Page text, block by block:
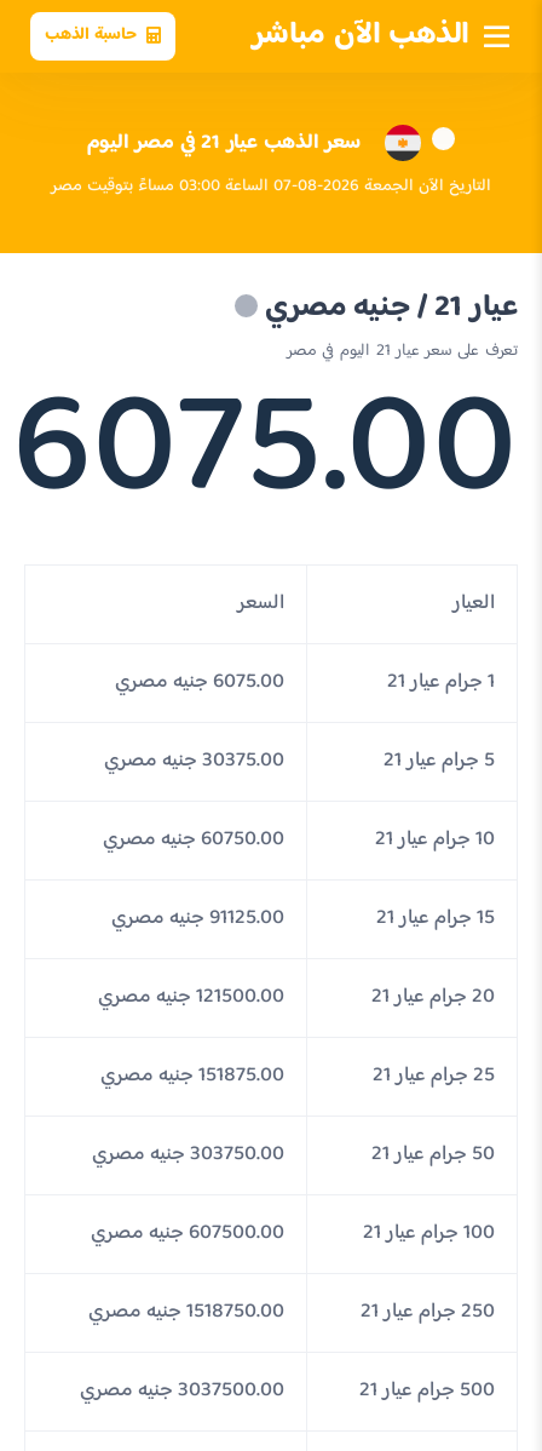
الذهب الآن مباشر حاسبة الذهب
سعر الذهب عيار 21 في مصر اليوم
التاريخ الآن الجمعة 2026-08-07 الساعة 03:00 مساءً بتوقيت مصر
عيار 21 / جنيه مصري
تعرف على سعر عيار 21 اليوم في مصر
6075.00
العيار السعر
1 جرام عيار 21 6075.00 جنيه مصري
5 جرام عيار 21 30375.00 جنيه مصري
10 جرام عيار 21 60750.00 جنيه مصري
15 جرام عيار 21 91125.00 جنيه مصري
20 جرام عيار 21 121500.00 جنيه مصري
25 جرام عيار 21 151875.00 جنيه مصري
50 جرام عيار 21 303750.00 جنيه مصري
100 جرام عيار 21 607500.00 جنيه مصري
250 جرام عيار 21 1518750.00 جنيه مصري
500 جرام عيار 21 3037500.00 جنيه مصري